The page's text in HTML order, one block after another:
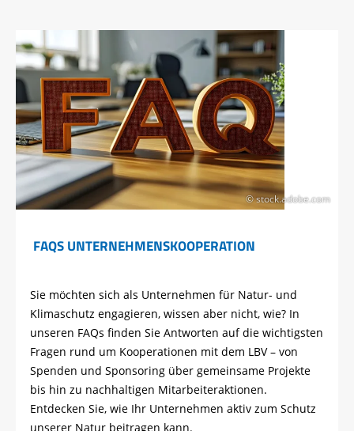
© stock.adobe.com
FAQS UNTERNEHMENSKOOPERATION
Sie möchten sich als Unternehmen für Natur- und
Klimaschutz engagieren, wissen aber nicht, wie? In
unseren FAQs finden Sie Antworten auf die wichtigsten
Fragen rund um Kooperationen mit dem LBV – von
Spenden und Sponsoring über gemeinsame Projekte
bis hin zu nachhaltigen Mitarbeiteraktionen.
Entdecken Sie, wie Ihr Unternehmen aktiv zum Schutz
unserer Natur beitragen kann.